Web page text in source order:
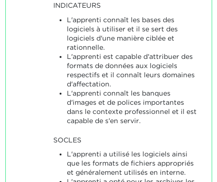
INDICATEURS
L'apprenti connaît les bases des
logiciels à utiliser et il se sert des
logiciels d'une manière ciblée et
rationnelle.
L'apprenti est capable d'attribuer des
formats de données aux logiciels
respectifs et il connaît leurs domaines
d'affectation.
L'apprenti connaît les banques
d'images et de polices importantes
dans le contexte professionnel et il est
capable de s'en servir.
SOCLES
L'apprenti a utilisé les logiciels ainsi
que les formats de fichiers appropriés
et généralement utilisés en interne.